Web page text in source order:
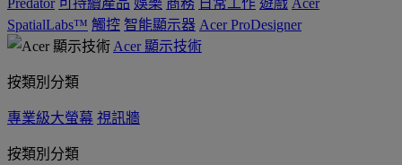
Predator 可持續產品 娛樂 商務 日常工作 遊戲 Acer
SpatialLabs™ 觸控 智能顯示器 Acer ProDesigner
Acer 顯示技術
按類別分類
專業級大螢幕 視訊牆
按類別分類